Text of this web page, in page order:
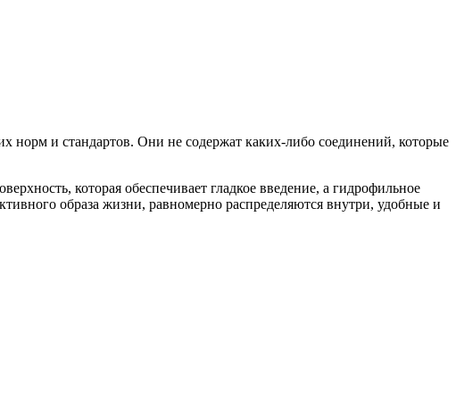
норм и стандартов. Они не содержат каких-либо соединений, которые
которая обеспечивает гладкое введение, а гидрофильное
образа жизни, равномерно распределяются внутри, удобные и